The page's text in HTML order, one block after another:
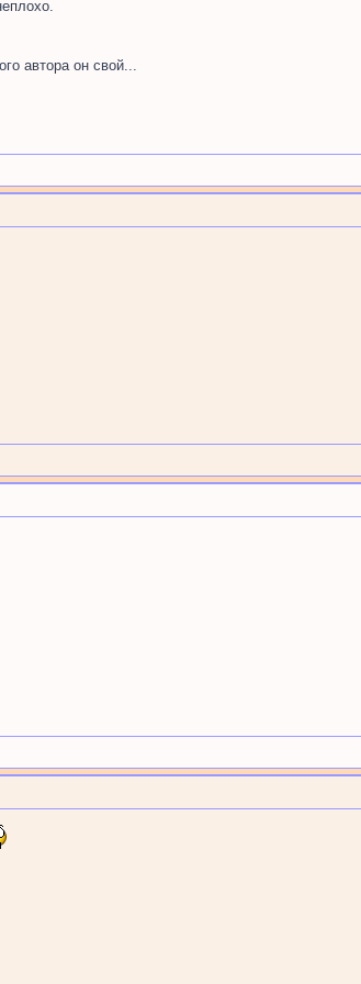
автора он свой...